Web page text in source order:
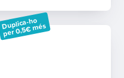
Duplica-ho
per 0,5€ més